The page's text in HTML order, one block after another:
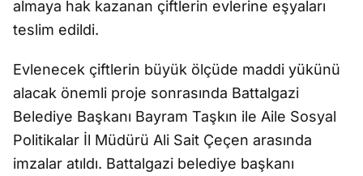
almaya hak kazanan çiftlerin evlerine eşyaları
teslim edildi.
Evlenecek çiftlerin büyük ölçüde maddi yükünü
alacak önemli proje sonrasında Battalgazi
Belediye Başkanı Bayram Taşkın ile Aile Sosyal
Politikalar İl Müdürü Ali Sait Çeçen arasında
imzalar atıldı. Battalgazi belediye başkanı